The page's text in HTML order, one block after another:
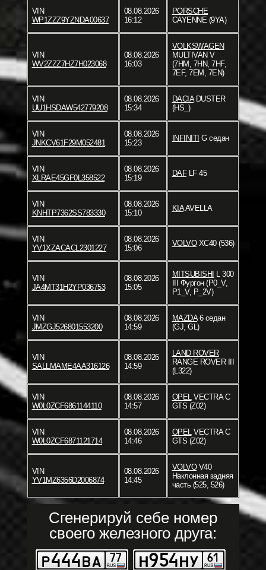
VIN
WP1ZZZ9YZNDA00637
08.08.2026
16:12
PORSCHE
CAYENNE (9YA)
VIN
WV2ZZZ7HZ7H023068
08.08.2026
16:03
VOLKSWAGEN
MULTIVAN V
(7HM, 7HN, 7HF,
7EF, 7EM, 7EN)
VIN
UU1HSDAW542779208
08.08.2026
15:34
DACIADUSTER
(HS_)
VIN
JNKCV61F29M052481
08.08.2026
15:23
INFINITI G седан
VIN
XLRAE45GF0L358522
08.08.2026
15:19
DAFLF 45
VIN
KNHTP7362SS783330
08.08.2026
15:10
KIAAVELLA
VIN
YV1XZACACL2301227
08.08.2026
15:06
VOLVOXC40 (536)
VIN
JA4MT31H2YP036753
08.08.2026
15:05
MITSUBISHI L 300
III Фургон (P0_V,
P1_V, P_2V)
VIN
JMZGJ526801553200
08.08.2026
14:59
MAZDA6 седан
(GJ, GL)
VIN
SALLMAME4AA316126
08.08.2026
14:59
LAND ROVER
RANGE ROVER III
(L322)
VIN
W0L0ZCF6861144110
08.08.2026
14:57
OPELVECTRA C
GTS (Z02)
VIN
W0L0ZCF6871121714
08.08.2026
14:46
OPELVECTRA C
GTS (Z02)
VIN
YV1MZ6356D2006874
08.08.2026
14:45
VOLVOV40
Наклонная задняя
часть (525, 526)
Сгенерируй себе номер
своего железного друга: